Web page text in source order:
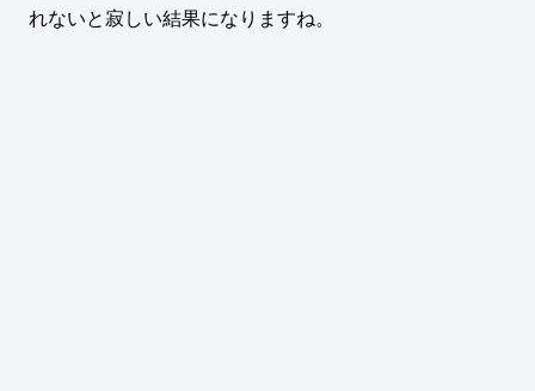
れないと寂しい結果になりますね。